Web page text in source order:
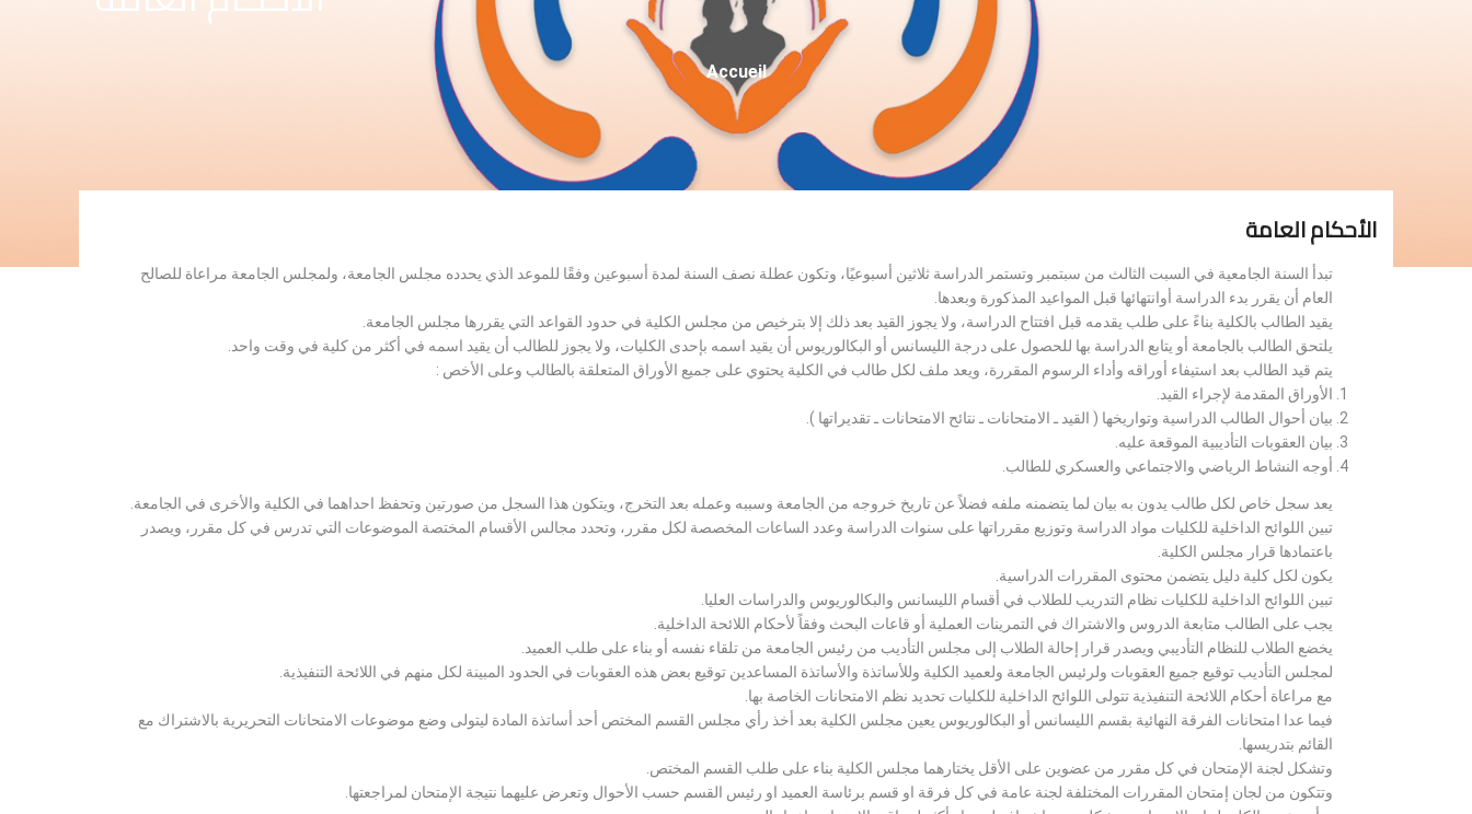
Fil
D'Ariane
Accueil
الأحكام العامة
تبدأ السنة الجامعية في السبت الثالث من سبتمبر وتستمر الدراسة ثلاثين أسبوعيًا، وتكون عطلة نصف السنة لمدة أسبوعين وفقًا للموعد الذي يحدده مجلس الجامعة، ولمجلس الجامعة مراعاة للصالح
العام أن يقرر بدء الدراسة أوانتهائها قبل المواعيد المذكورة وبعدها.
يقيد الطالب بالكلية بناءً على طلب يقدمه قبل افتتاح الدراسة، ولا يجوز القيد بعد ذلك إلا بترخيص من مجلس الكلية في حدود القواعد التي يقررها مجلس الجامعة.
يلتحق الطالب بالجامعة أو يتابع الدراسة بها للحصول على درجة الليسانس أو البكالوريوس أن يقيد اسمه بإحدى الكليات، ولا يجوز للطالب أن يقيد اسمه في أكثر من كلية في وقت واحد.
يتم قيد الطالب بعد استيفاء أوراقه وأداء الرسوم المقررة، ويعد ملف لكل طالب في الكلية يحتوي على جميع الأوراق المتعلقة بالطالب وعلى الأخص :
الأوراق المقدمة لإجراء القيد.
بيان أحوال الطالب الدراسية وتواريخها ( القيد ـ الامتحانات ـ نتائح الامتحانات ـ تقديراتها ).
بيان العقوبات التأديبية الموقعة عليه.
أوجه النشاط الرياضي والاجتماعي والعسكري للطالب.
يعد سجل خاص لكل طالب يدون به بيان لما يتضمنه ملفه فضلاً عن تاريخ خروجه من الجامعة وسببه وعمله بعد التخرج، ويتكون هذا السجل من صورتين وتحفظ احداهما في الكلية والأخرى في الجامعة.
تبين اللوائح الداخلية للكليات مواد الدراسة وتوزيع مقرراتها على سنوات الدراسة وعدد الساعات المخصصة لكل مقرر، وتحدد مجالس الأقسام المختصة الموضوعات التي تدرس في كل مقرر، ويصدر
باعتمادها قرار مجلس الكلية.
يكون لكل كلية دليل يتضمن محتوى المقررات الدراسية.
تبين اللوائح الداخلية للكليات نظام التدريب للطلاب في أقسام الليسانس والبكالوريوس والدراسات العليا.
يجب على الطالب متابعة الدروس والاشتراك في التمرينات العملية أو قاعات البحث وفقاً لأحكام اللائحة الداخلية.
يخضع الطلاب للنظام التأديبي ويصدر قرار إحالة الطلاب إلى مجلس التأديب من رئيس الجامعة من تلقاء نفسه أو بناء على طلب العميد.
لمجلس التأديب توقيع جميع العقوبات ولرئيس الجامعة ولعميد الكلية وللأساتذة والأساتذة المساعدين توقيع بعض هذه العقوبات في الحدود المبينة لكل منهم في اللائحة التنفيذية.
مع مراعاة أحكام اللائحة التنفيذية تتولى اللوائح الداخلية للكليات تحديد نظم الامتحانات الخاصة بها.
فيما عدا امتحانات الفرقة النهائية بقسم الليسانس أو البكالوريوس يعين مجلس الكلية بعد أخذ رأي مجلس القسم المختص أحد أساتذة المادة ليتولى وضع موضوعات الامتحانات التحريرية بالاشتراك مع
القائم بتدريسها.
وتشكل لجنة الإمتحان في كل مقرر من عضوين على الأقل يختارهما مجلس الكلية بناء على طلب القسم المختص.
وتتكون من لجان إمتحان المقررات المختلفة لجنة عامة في كل فرقة او قسم برئاسة العميد او رئيس القسم حسب الأحوال وتعرض عليهما نتيجة الإمتحان لمراجعتها.